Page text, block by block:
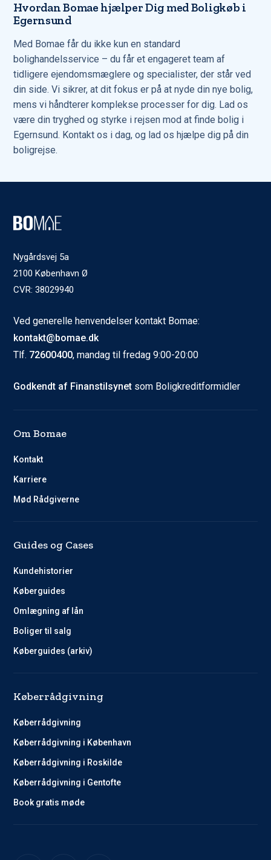
Hvordan Bomae hjælper Dig med Boligkøb i
Egernsund
Med Bomae får du ikke kun en standard
bolighandelsservice – du får et engageret team af
tidligere ejendomsmæglere og specialister, der står ved
din side. Vi sikrer, at dit fokus er på at nyde din nye bolig,
mens vi håndterer komplekse processer for dig. Lad os
være din tryghed og styrke i rejsen mod at finde bolig i
Egernsund. Kontakt os i dag, og lad os hjælpe dig på din
boligrejse.
Nygårdsvej 5a
2100 København Ø
CVR: 38029940
Ved generelle henvendelser kontakt Bomae:
kontakt@bomae.dk
Tlf. 72600400, mandag til fredag 9:00-20:00
Godkendt af Finanstilsynet som Boligkreditformidler
Om Bomae
Kontakt
Karriere
Mød Rådgiverne
Guides og Cases
Kundehistorier
Køberguides
Omlægning af lån
Boliger til salg
Køberguides (arkiv)
Køberrådgivning
Køberrådgivning
Køberrådgivning i København
Køberrådgivning i Roskilde
Køberrådgivning i Gentofte
Book gratis møde